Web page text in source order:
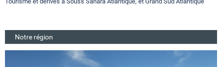
Notre région